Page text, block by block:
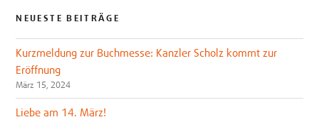
NEUESTE BEITRÄGE
Kurzmeldung zur Buchmesse: Kanzler Scholz kommt zur
Eröffnung
März 15, 2024
Liebe am 14. März!